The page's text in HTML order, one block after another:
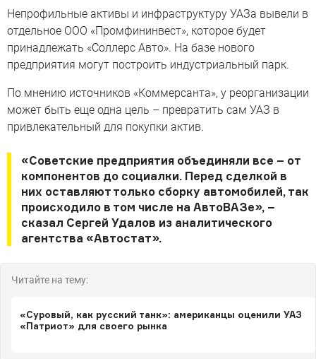
Непрофильные активы и инфраструктуру УАЗа вывели в
отдельное ООО «Промфининвест», которое будет
принадлежать «Соллерс Авто». На базе нового
предприятия могут построить индустриальный парк.
По мнению источников «Коммерсанта», у реорганизации
может быть еще одна цель – превратить сам УАЗ в
привлекательный для покупки актив.
«Советские предприятия объединяли все – от
компонентов до социалки. Перед сделкой в
них оставляют только сборку автомобилей, так
происходило в том числе на АвтоВАЗе», –
сказал Сергей Удалов из аналитического
агентства «Автостат».
Читайте на тему:
«Суровый, как русский танк»: американцы оценили УАЗ
«Патриот» для своего рынка